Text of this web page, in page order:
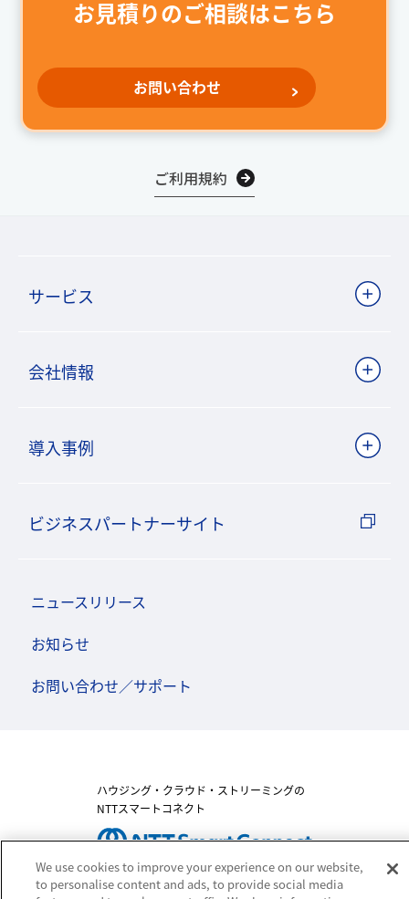
お見積りのご相談はこちら
お問い合わせ
ご利用規約
サービス
会社情報
導入事例
ビジネスパートナーサイト
ニュースリリース
お知らせ
お問い合わせ／サポート
ハウジング・クラウド・ストリーミングの
NTTスマートコネクト
Copyright(c) NTT SmartConnect Corporation.
We use cookies to improve your experience on our website,
to personalise content and ads, to provide social media